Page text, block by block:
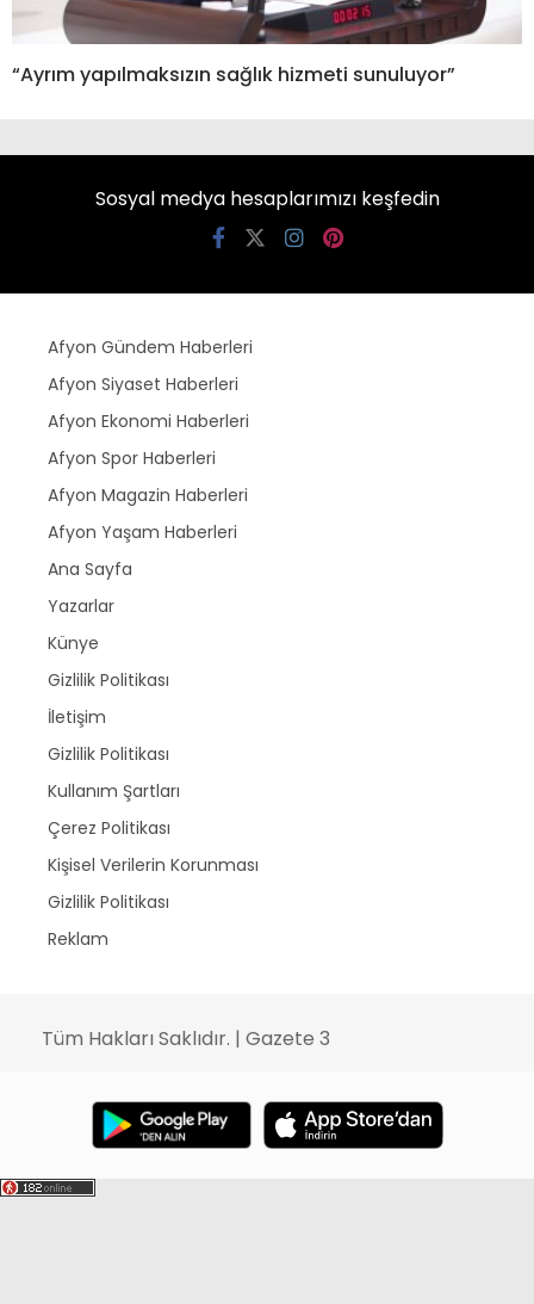
“Ayrım yapılmaksızın sağlık hizmeti sunuluyor”
Sosyal medya hesaplarımızı keşfedin
Afyon Gündem Haberleri
Afyon Siyaset Haberleri
Afyon Ekonomi Haberleri
Afyon Spor Haberleri
Afyon Magazin Haberleri
Afyon Yaşam Haberleri
Ana Sayfa
Yazarlar
Künye
Gizlilik Politikası
İletişim
Gizlilik Politikası
Kullanım Şartları
Çerez Politikası
Kişisel Verilerin Korunması
Gizlilik Politikası
Reklam
Tüm Hakları Saklıdır. | Gazete 3